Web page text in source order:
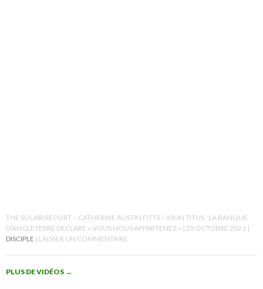
THE SOLARI REPORT – CATHERINE AUSTIN FITTS / JOHN TITUS : LA BANQUE
D’ANGLETERRE DECLARE « VOUS NOUS APPARTENEZ » 25 OCTOBRE 2021
DISCIPLE
LAISSER UN COMMENTAIRE
PLUS DE VIDÉOS →